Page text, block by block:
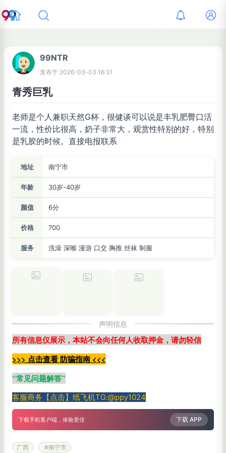
99NTR
发布于 2026-03-03 16:31
青秀巨乳
老师是个人兼职天然G杯，很健谈可以说是丰乳肥臀口活
一流，性价比很高，奶子非常大，观赏性特别的好，特别
是乳胶的时候。直接电报联系
地址 南宁市
年龄 30岁-40岁
颜值 6分
价格 700
服务 洗澡 深喉 漫游 口交 胸推 丝袜 制服
声明信息
所有信息仅展示，本站不会向任何人收取押金，请勿轻信
>>> 点击查看 防骗指南 <<<
“常见问题解答”
客服商务【点击】纸飞机TG:@ppy1024
下载手机客户端，体验更佳 下载 APP
广西 #南宁市